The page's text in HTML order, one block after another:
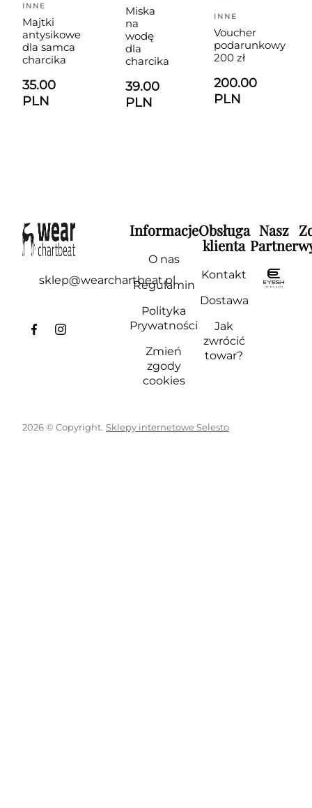
INNE
Majtki
antysikowe
dla samca
charcika
35.00
PLN
Miska
na
wodę
dla
charcika
39.00
PLN
INNE
Voucher
podarunkowy
200 zł
200.00
PLN
sklep@wearchartbeat.pl
Informacje
O nas
Regulamin
Polityka
Prywatności
Zmień
zgody
cookies
Obsługa
klienta
Kontakt
Dostawa
Jak
zwrócić
towar?
Nasz
Partner
2026 © Copyright. Sklepy internetowe Selesto